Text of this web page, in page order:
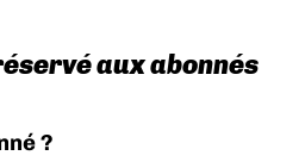
aux abonnés
?